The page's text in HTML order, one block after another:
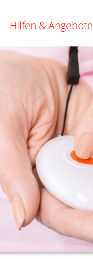
Hilfen & Angebote